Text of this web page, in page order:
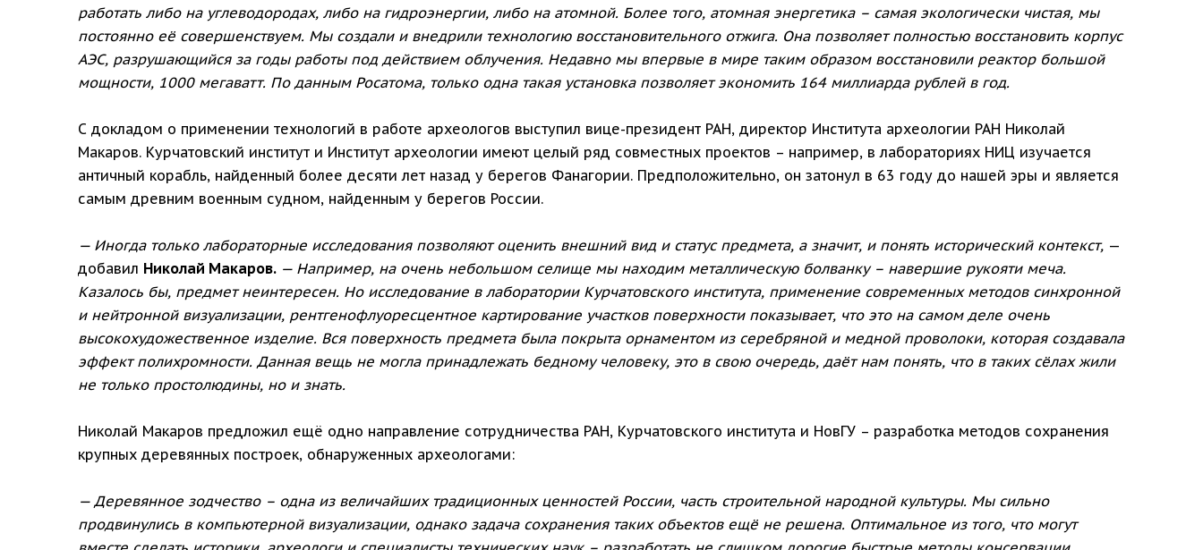
работать либо на углеводородах, либо на гидроэнергии, либо на атомной. Более того, атомная энергетика – самая экологически чистая, мы
постоянно её совершенствуем. Мы создали и внедрили технологию восстановительного отжига. Она позволяет полностью восстановить корпус
АЭС, разрушающийся за годы работы под действием облучения. Недавно мы впервые в мире таким образом восстановили реактор большой
мощности, 1000 мегаватт. По данным Росатома, только одна такая установка позволяет экономить 164 миллиарда рублей в год.
С докладом о применении технологий в работе археологов выступил вице-президент РАН, директор Института археологии РАН Николай
Макаров. Курчатовский институт и Институт археологии имеют целый ряд совместных проектов – например, в лабораториях НИЦ изучается
античный корабль, найденный более десяти лет назад у берегов Фанагории. Предположительно, он затонул в 63 году до нашей эры и является
самым древним военным судном, найденным у берегов России.
— Иногда только лабораторные исследования позволяют оценить внешний вид и статус предмета, а значит, и понять исторический контекст, —
добавил Николай Макаров. — Например, на очень небольшом селище мы находим металлическую болванку – навершие рукояти меча.
Казалось бы, предмет неинтересен. Но исследование в лаборатории Курчатовского института, применение современных методов синхронной
и нейтронной визуализации, рентгенофлуоресцентное картирование участков поверхности показывает, что это на самом деле очень
высокохудожественное изделие. Вся поверхность предмета была покрыта орнаментом из серебряной и медной проволоки, которая создавала
эффект полихромности. Данная вещь не могла принадлежать бедному человеку, это в свою очередь, даёт нам понять, что в таких сёлах жили
не только простолюдины, но и знать.
Николай Макаров предложил ещё одно направление сотрудничества РАН, Курчатовского института и НовГУ – разработка методов сохранения
крупных деревянных построек, обнаруженных археологами:
— Деревянное зодчество – одна из величайших традиционных ценностей России, часть строительной народной культуры. Мы сильно
продвинулись в компьютерной визуализации, однако задача сохранения таких объектов ещё не решена. Оптимальное из того, что могут